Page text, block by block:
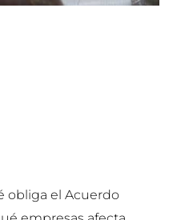
obliga el Acuerdo